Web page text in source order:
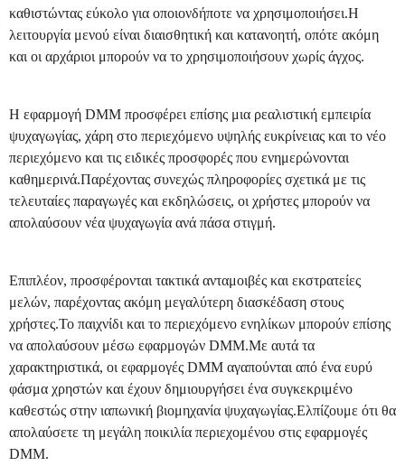
καθιστώντας εύκολο για οποιονδήποτε να χρησιμοποιήσει.Η
λειτουργία μενού είναι διαισθητική και κατανοητή, οπότε ακόμη
και οι αρχάριοι μπορούν να το χρησιμοποιήσουν χωρίς άγχος.
Η εφαρμογή DMM προσφέρει επίσης μια ρεαλιστική εμπειρία
ψυχαγωγίας, χάρη στο περιεχόμενο υψηλής ευκρίνειας και το νέο
περιεχόμενο και τις ειδικές προσφορές που ενημερώνονται
καθημερινά.Παρέχοντας συνεχώς πληροφορίες σχετικά με τις
τελευταίες παραγωγές και εκδηλώσεις, οι χρήστες μπορούν να
απολαύσουν νέα ψυχαγωγία ανά πάσα στιγμή.
Επιπλέον, προσφέρονται τακτικά ανταμοιβές και εκστρατείες
μελών, παρέχοντας ακόμη μεγαλύτερη διασκέδαση στους
χρήστες.Το παιχνίδι και το περιεχόμενο ενηλίκων μπορούν επίσης
να απολαύσουν μέσω εφαρμογών DMM.Με αυτά τα
χαρακτηριστικά, οι εφαρμογές DMM αγαπούνται από ένα ευρύ
φάσμα χρηστών και έχουν δημιουργήσει ένα συγκεκριμένο
καθεστώς στην ιαπωνική βιομηχανία ψυχαγωγίας.Ελπίζουμε ότι θα
απολαύσετε τη μεγάλη ποικιλία περιεχομένου στις εφαρμογές
DMM.